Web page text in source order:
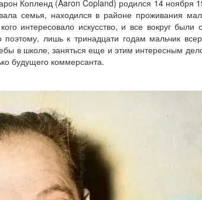
Копленд (Aaron Copland) родился 14 ноября
семья, находился в районе проживания
интересовало искусство, и все вокруг
лишь к тринадцати годам мальчик
в школе, заняться еще и этим интересным
будущего коммерсанта.